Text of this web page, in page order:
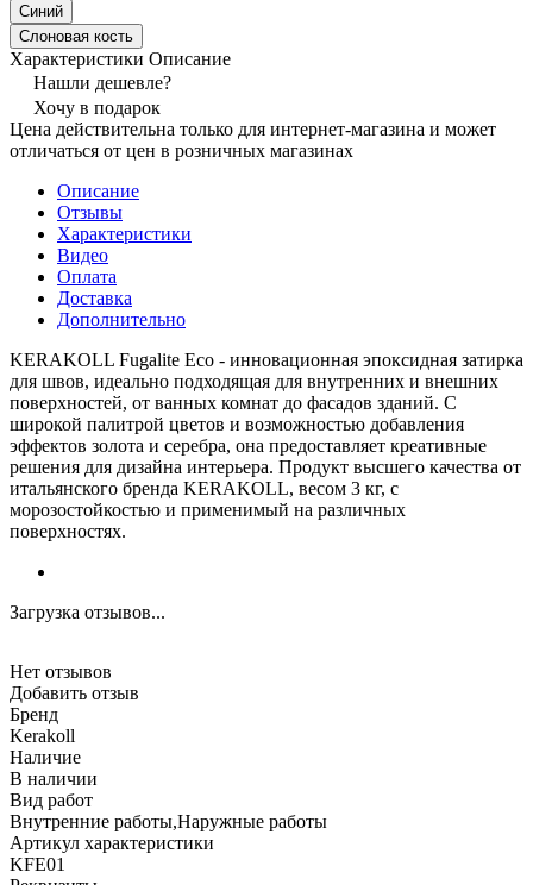
Синий
Слоновая кость
Характеристики Описание
Нашли дешевле?
Хочу в подарок
Цена действительна только для интернет-магазина и может
отличаться от цен в розничных магазинах
Описание
Отзывы
Характеристики
Видео
Оплата
Доставка
Дополнительно
KERAKOLL Fugalite Eco - инновационная эпоксидная затирка
для швов, идеально подходящая для внутренних и внешних
поверхностей, от ванных комнат до фасадов зданий. С
широкой палитрой цветов и возможностью добавления
эффектов золота и серебра, она предоставляет креативные
решения для дизайна интерьера. Продукт высшего качества от
итальянского бренда KERAKOLL, весом 3 кг, с
морозостойкостью и применимый на различных
поверхностях.
Загрузка отзывов...
Нет отзывов
Добавить отзыв
Бренд
Kerakoll
Наличие
В наличии
Вид работ
Внутренние работы,Наружные работы
Артикул характеристики
KFE01